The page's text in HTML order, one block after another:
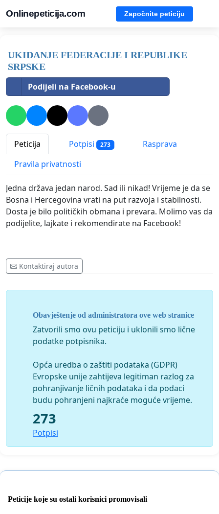
Onlinepeticija.com Započnite peticiju
UKIDANJE FEDERACIJE I REPUBLIKE
SRPSKE
Podijeli na Facebook-u
Peticija Potpisi 273
Rasprava
Pravila privatnosti
Jedna država jedan narod. Sad ili nikad! Vrijeme je da se
Bosna i Hercegovina vrati na put razvoja i stabilnosti.
Dosta je bilo političkih obmana i prevara. Molimo vas da
podijelite, lajkate i rekomendirate na Facebook!
Kontaktiraj autora
Obavještenje od administratora ove web stranice
Zatvorili smo ovu peticiju i uklonili smo lične
podatke potpisnika.
Opća uredba o zaštiti podataka (GDPR)
Evropske unije zahtijeva legitiman razlog za
pohranjivanje ličnih podataka i da podaci
budu pohranjeni najkraće moguće vrijeme.
273
Potpisi
Peticije koje su ostali korisnici promovisali